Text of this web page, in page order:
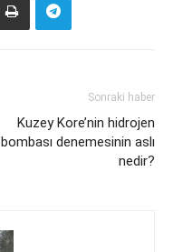
Sonraki haber
Kuzey Kore’nin hidrojen
bombası denemesinin aslı
nedir?